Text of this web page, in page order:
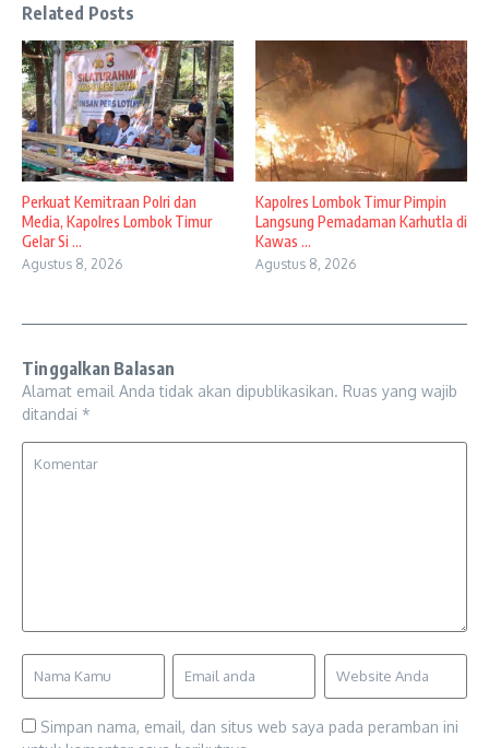
Related Posts
Perkuat Kemitraan Polri dan
Media, Kapolres Lombok Timur
Gelar Si ...
Agustus 8, 2026
Kapolres Lombok Timur Pimpin
Langsung Pemadaman Karhutla di
Kawas ...
Agustus 8, 2026
Tinggalkan Balasan
Alamat email Anda tidak akan dipublikasikan. Ruas yang wajib
ditandai *
Simpan nama, email, dan situs web saya pada peramban ini